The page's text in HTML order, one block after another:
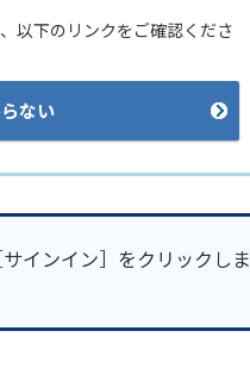
以下のリンクをご確認くださ
ない
インイン］をクリックしま